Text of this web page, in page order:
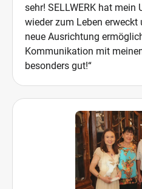
sehr! SELLWERK hat mein
wieder zum Leben
neue Ausrichtung
Kommunikation mit
besonders gut!“